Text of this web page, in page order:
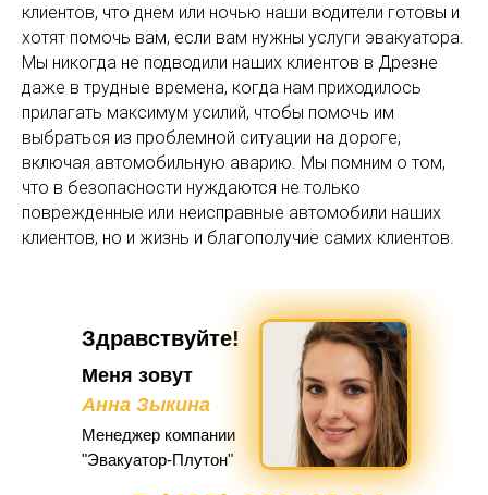
клиентов, что днем или ночью наши водители готовы и
хотят помочь вам, если вам нужны услуги эвакуатора.
Мы никогда не подводили наших клиентов в Дрезне
даже в трудные времена, когда нам приходилось
прилагать максимум усилий, чтобы помочь им
выбраться из проблемной ситуации на дороге,
включая автомобильную аварию. Мы помним о том,
что в безопасности нуждаются не только
поврежденные или неисправные автомобили наших
клиентов, но и жизнь и благополучие самих клиентов.
Здравствуйте!
Менеджер компании
"Эвакуатор-Плутон"
Меня зовут
Анна Зыкина